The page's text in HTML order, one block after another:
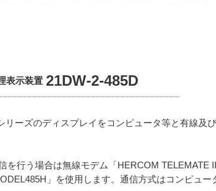
表示装置 21DW-2-485D
リーズのディスプレイをコンピュータ等と有線及
を行う場合は無線モデム「HERCOM TELEMATE
」を使用します。通信方式はコンピュ